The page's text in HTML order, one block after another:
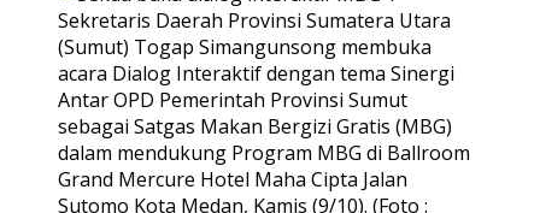
Sekretaris Daerah Provinsi Sumatera Utara
(Sumut) Togap Simangunsong membuka
acara Dialog Interaktif dengan tema Sinergi
Antar OPD Pemerintah Provinsi Sumut
sebagai Satgas Makan Bergizi Gratis (MBG)
dalam mendukung Program MBG di Ballroom
Grand Mercure Hotel Maha Cipta Jalan
Sutomo Kota Medan, Kamis (9/10). (Foto :